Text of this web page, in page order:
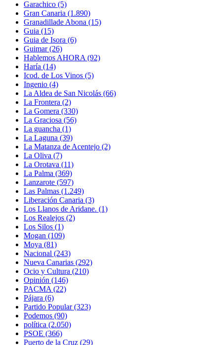
Garachico (5)
Gran Canaria (1.890)
Granadillade Abona (15)
Guia (15)
Guia de Isora (6)
Guimar(26)
Hablemos AHORA (92)
Haría (14)
Icod. de Los Vinos (5)
Ingenio (4)
La Aldea de San Nicolás (66)
La Frontera (2)
La Gomera (330)
La Graciosa (56)
La guancha (1)
La Laguna (39)
La Matanza de Acentejo (2)
La Oliva (7)
La Orotava (11)
La Palma (369)
Lanzarote (597)
Las Palmas (1.249)
Liberación Canaria (3)
Los Llanos de Aridane. (1)
Los Realejos (2)
Los Silos (1)
Mogan (109)
Moya (81)
Nacional (243)
Nueva Canarias (292)
Ocio y Cultura (210)
Opinión (146)
PACMA (22)
Pájara (6)
Partido Popular(323)
Podemos (90)
política (2.050)
PSOE (366)
Puerto de la Cruz (29)